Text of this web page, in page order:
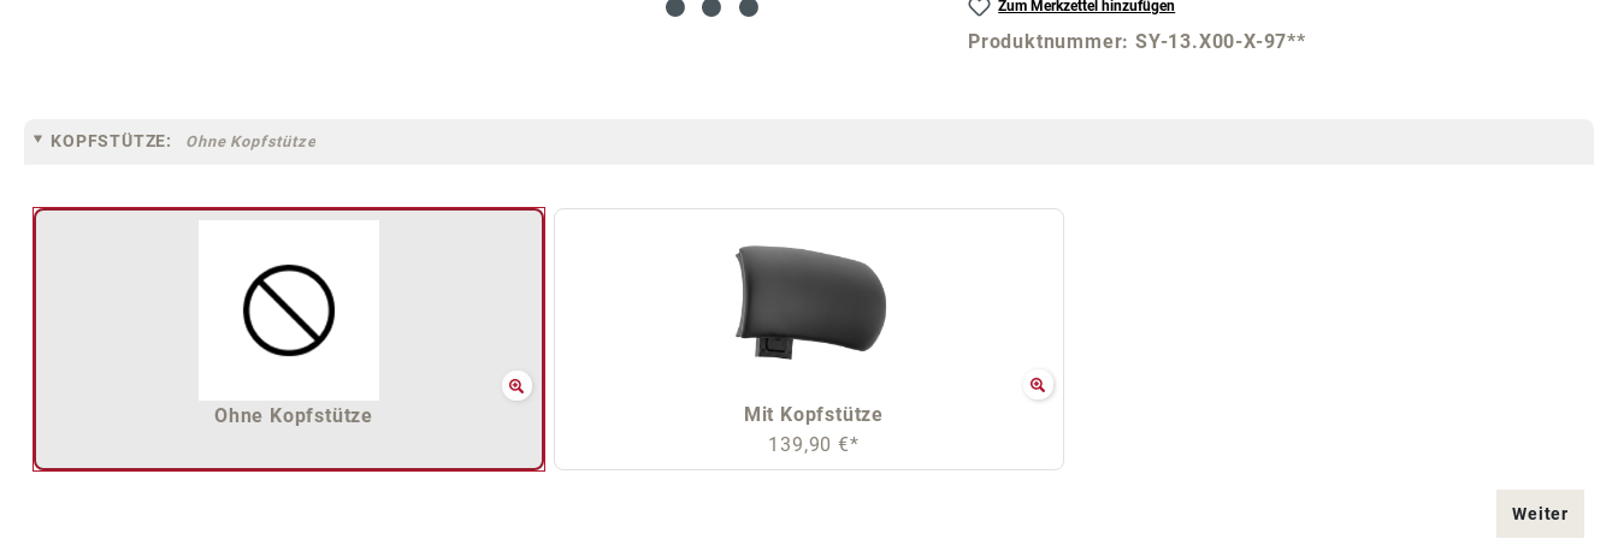
Zum Merkzettel hinzufügen
Produktnummer:SY-13.X00-X-97**
KOPFSTÜTZE: Ohne Kopfstütze
Ohne Kopfstütze
Mit Kopfstütze
139,90 €*
Weiter